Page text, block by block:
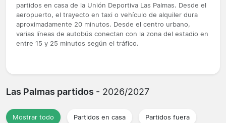
partidos en casa de la Unión Deportiva Las Palmas. Desde el
aeropuerto, el trayecto en taxi o vehículo de alquiler dura
aproximadamente 20 minutos. Desde el centro urbano,
varias líneas de autobús conectan con la zona del estadio en
entre 15 y 25 minutos según el tráfico.
Las Palmas partidos - 2026/2027
Mostrar todo Partidos en casa Partidos fuera